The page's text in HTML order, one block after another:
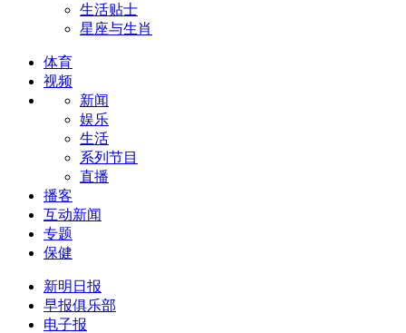
生活贴士
星座与生肖
体育
视频
新闻
娱乐
生活
系列节目
直播
播客
互动新闻
专题
保健
新明日报
早报俱乐部
电子报